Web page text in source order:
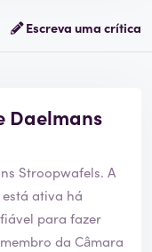
Escreva uma crítica
Daelmans
Stroopwafels. A
está ativa há
para fazer